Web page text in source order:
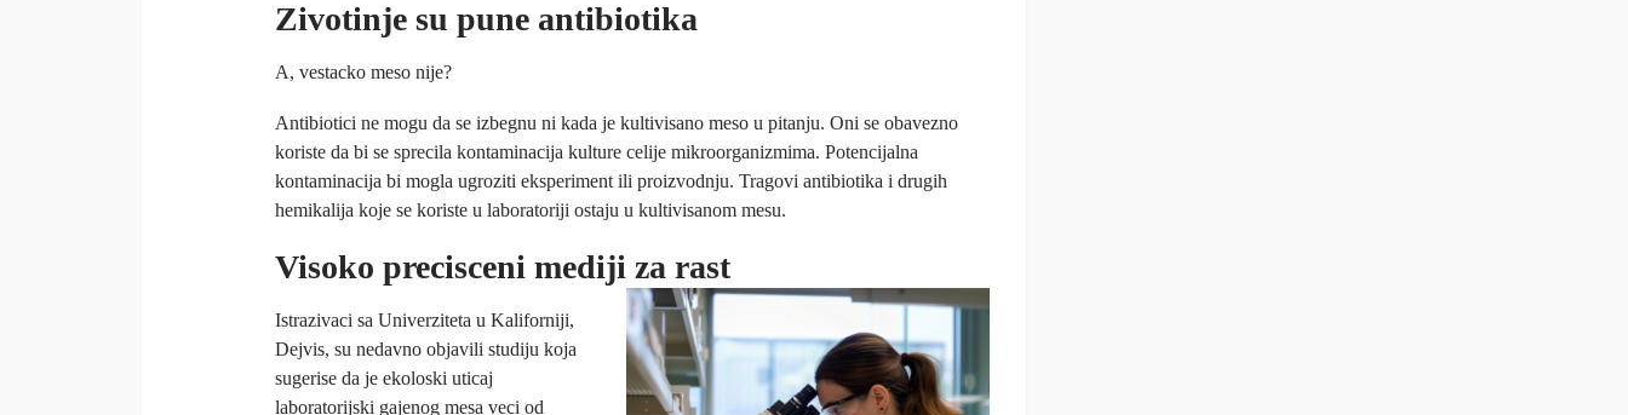
Zivotinje su pune antibiotika
A, vestacko meso nije?
Antibiotici ne mogu da se izbegnu ni kada je kultivisano meso u pitanju. Oni se obavezno
koriste da bi se sprecila kontaminacija kulture celije mikroorganizmima. Potencijalna
kontaminacija bi mogla ugroziti eksperiment ili proizvodnju. Tragovi antibiotika i drugih
hemikalija koje se koriste u laboratoriji ostaju u kultivisanom mesu.
Visoko precisceni mediji za rast
Istrazivaci sa Univerziteta u Kaliforniji,
Dejvis, su nedavno objavili studiju koja
sugerise da je ekoloski uticaj
laboratorijski gajenog mesa veci od